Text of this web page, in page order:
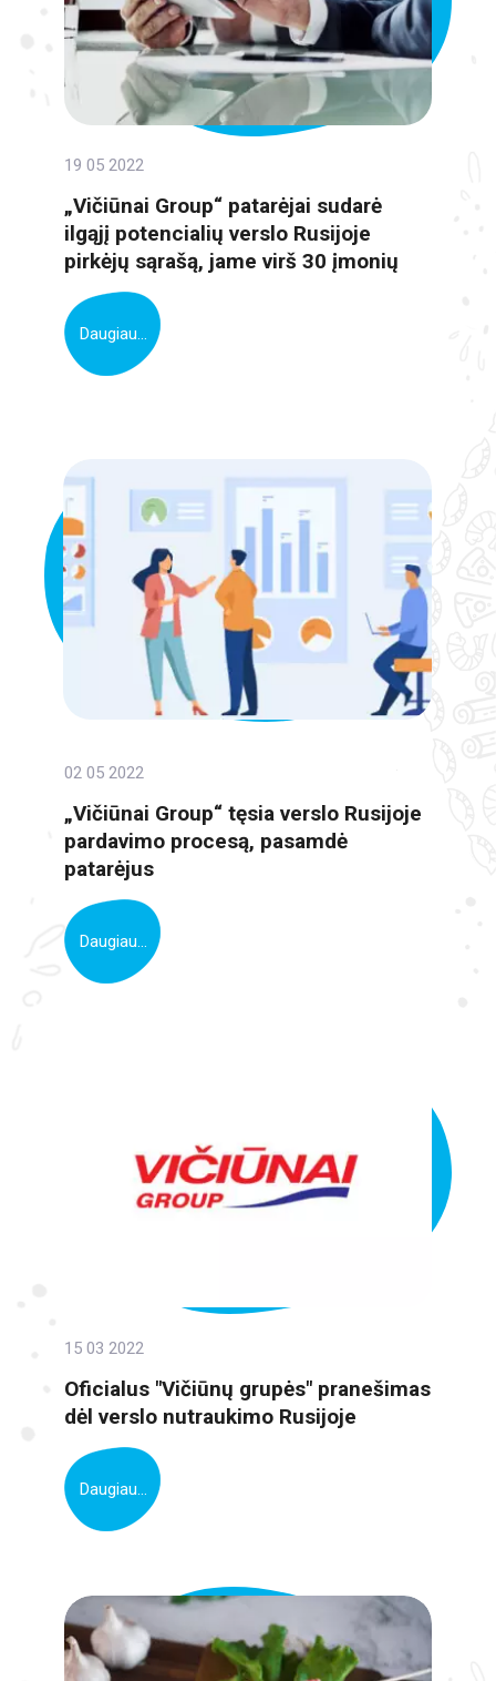
19 05 2022
„Vičiūnai Group“ patarėjai sudarė
ilgąjį potencialių verslo Rusijoje
pirkėjų sąrašą, jame virš 30 įmonių
Daugiau...
02 05 2022
„Vičiūnai Group“ tęsia verslo Rusijoje
pardavimo procesą, pasamdė
patarėjus
Daugiau...
15 03 2022
Oficialus "Vičiūnų grupės" pranešimas
dėl verslo nutraukimo Rusijoje
Daugiau...